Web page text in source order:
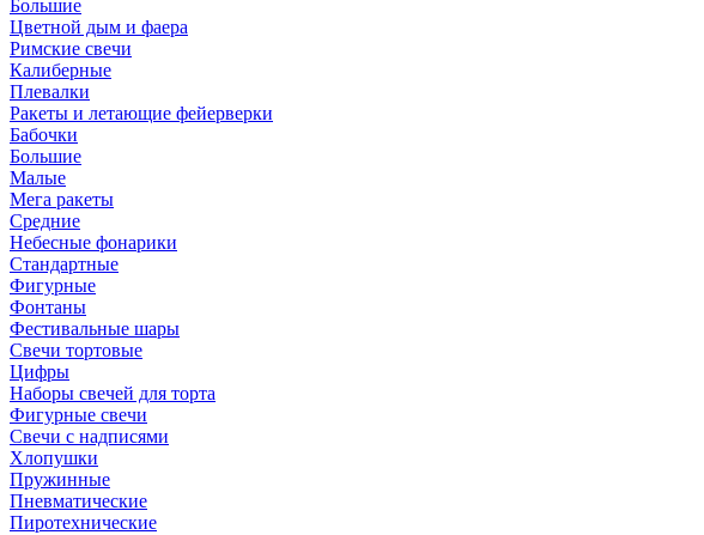
Большие
Цветной дым и фаера
Римские свечи
Калиберные
Плевалки
Ракеты и летающие фейерверки
Бабочки
Большие
Малые
Мега ракеты
Средние
Небесные фонарики
Стандартные
Фигурные
Фонтаны
Фестивальные шары
Свечи тортовые
Цифры
Наборы свечей для торта
Фигурные свечи
Свечи с надписями
Хлопушки
Пружинные
Пневматические
Пиротехнические